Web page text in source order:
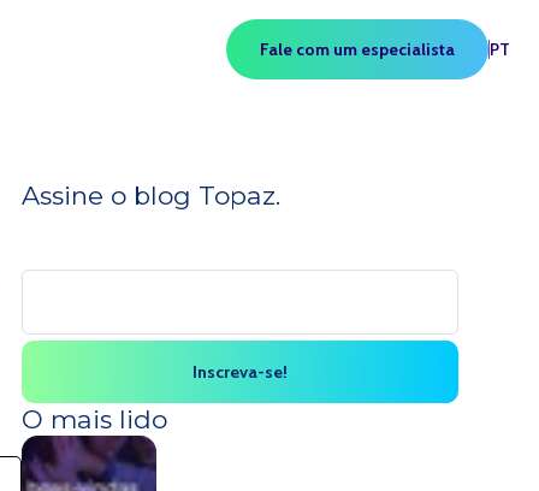
Fale com um especialista PT
Assine o blog Topaz.
O mais lido